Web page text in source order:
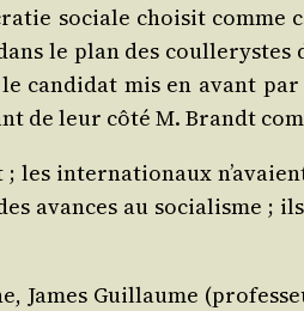
sociale choi­sit
le plan des
can­di­dat mis en avant
de leur côté M. Brandt
; les inter­na­tio­naux
avances au socia­lisme
James Guillaume